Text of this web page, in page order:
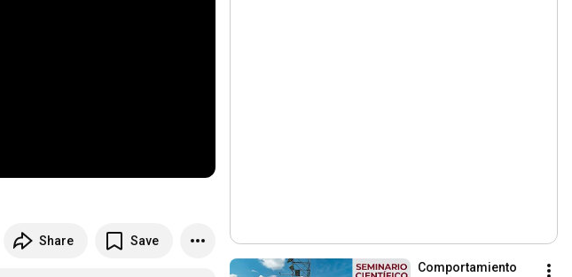
Share Save
Comportamiento